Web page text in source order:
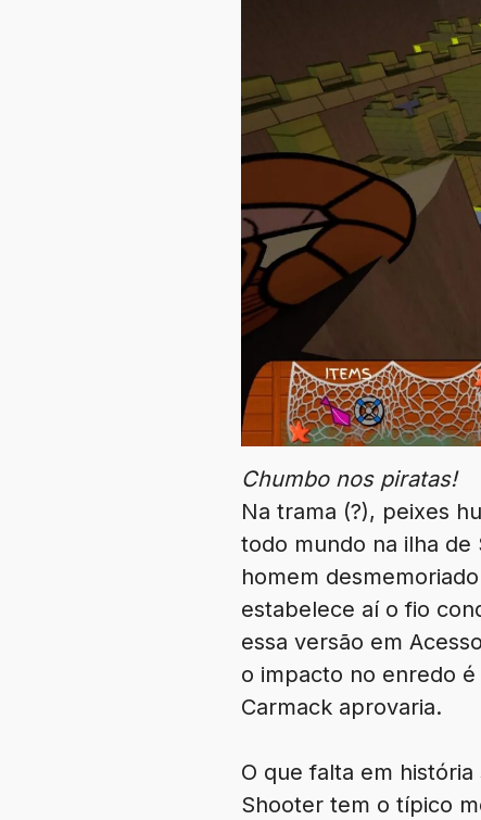
Chumbo nos piratas!
Na trama (?), peixes
todo mundo na ilha de
homem
estabelece aí o fio
essa versão em
o impacto no enredo
Carmack aprovaria.
O que falta em
Shooter tem o típico